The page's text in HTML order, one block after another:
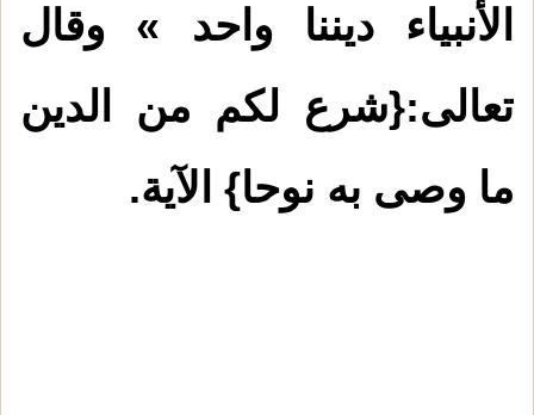
الأنبياء ديننا واحد » وقال
تعالى:{شرع لكم من الدين
ما وصى به نوحا} الآية.